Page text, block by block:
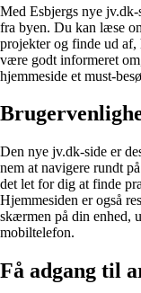
Med Esbjergs nye jv.dk-
fra byen. Du kan læse
projekter og finde ud
være godt informeret
hjemmeside et must-
Den nye jv.dk-side er
nem at navigere rundt
det let for dig at finde
Hjemmesiden er også
skærmen på din enhed,
mobiltelefon.
Få adgang til